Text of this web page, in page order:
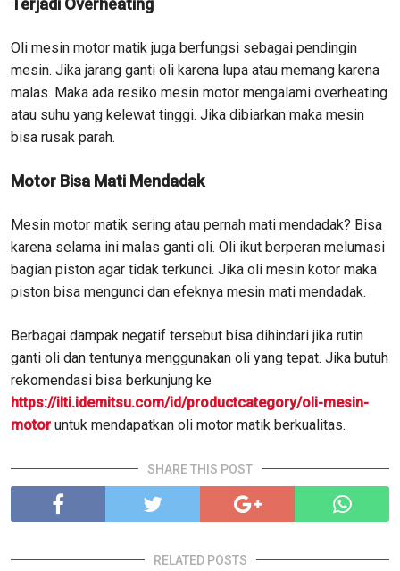
Terjadi Overheating
Oli mesin motor matik juga berfungsi sebagai pendingin
mesin. Jika jarang ganti oli karena lupa atau memang karena
malas. Maka ada resiko mesin motor mengalami overheating
atau suhu yang kelewat tinggi. Jika dibiarkan maka mesin
bisa rusak parah.
Motor Bisa Mati Mendadak
Mesin motor matik sering atau pernah mati mendadak? Bisa
karena selama ini malas ganti oli. Oli ikut berperan melumasi
bagian piston agar tidak terkunci. Jika oli mesin kotor maka
piston bisa mengunci dan efeknya mesin mati mendadak.
Berbagai dampak negatif tersebut bisa dihindari jika rutin
ganti oli dan tentunya menggunakan oli yang tepat. Jika butuh
rekomendasi bisa berkunjung ke
https://ilti.idemitsu.com/id/productcategory/oli-mesin-
motoruntuk mendapatkan oli motor matik berkualitas.
SHARE THIS POST
RELATED POSTS